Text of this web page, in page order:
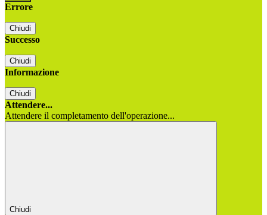
Errore
Chiudi
Successo
Chiudi
Informazione
Chiudi
Attendere...
Attendere il completamento dell'operazione...
Chiudi